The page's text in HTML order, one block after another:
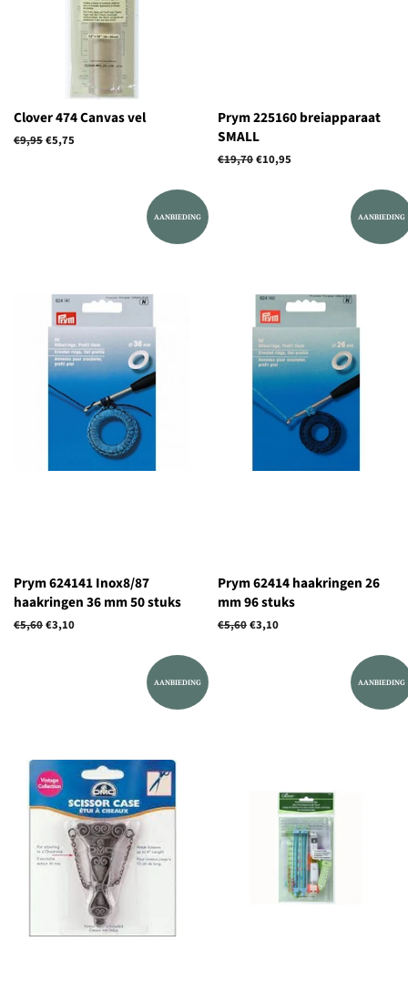
Clover 474 Canvas vel
Normale
€9,95Aanbiedingsprijs
€5,75
Prym 225160 breiapparaat
SMALL
Normale
€19,70Aanbiedingsprijs
€10,95
AANBIEDING
Prym 624141 Inox8/87
haakringen 36 mm 50 stuks
Normale
€5,60Aanbiedingsprijs
€3,10
AANBIEDING
Prym 62414 haakringen 26
mm 96 stuks
Normale
€5,60Aanbiedingsprijs
€3,10
AANBIEDING AANBIEDING